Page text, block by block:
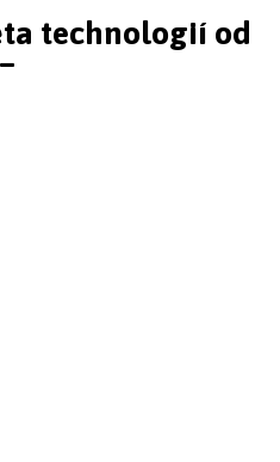
technologií od